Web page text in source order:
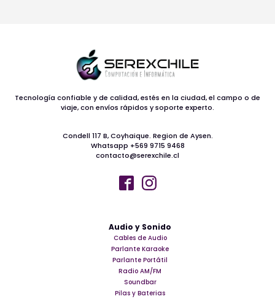
Audio y Sonido
Cables de Audio
Parlante Karaoke
Parlante Portátil
Radio AM/FM
Soundbar
Pilas y Baterias
Tecnología confiable y de calidad, estés en la ciudad, el campo o de
viaje, con envíos rápidos y soporte experto.
Condell 117 B, Coyhaique. Region de Aysen.
Whatsapp +569 9715 9468
contacto@serexchile.cl